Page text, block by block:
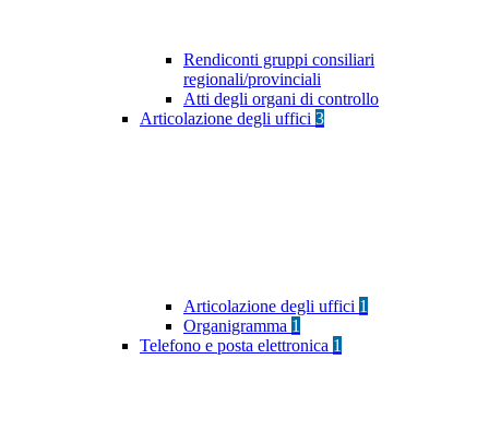
Rendiconti gruppi consiliari
regionali/provinciali
Atti degli organi di controllo
Articolazione degli uffici 3
Articolazione degli uffici 1
Organigramma 1
Telefono e posta elettronica 1